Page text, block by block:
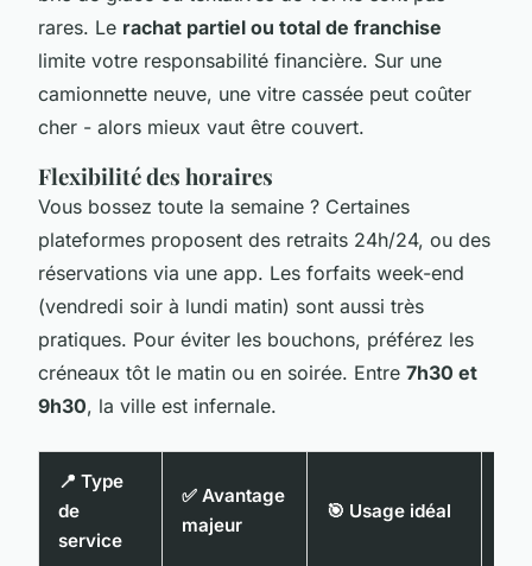
rares. Le rachat partiel ou total de franchise
limite votre responsabilité financière. Sur une
camionnette neuve, une vitre cassée peut coûter
cher - alors mieux vaut être couvert.
Flexibilité des horaires
Vous bossez toute la semaine ? Certaines
plateformes proposent des retraits 24h/24, ou des
réservations via une app. Les forfaits week-end
(vendredi soir à lundi matin) sont aussi très
pratiques. Pour éviter les bouchons, préférez les
créneaux tôt le matin ou en soirée. Entre 7h30 et
9h30, la ville est infernale.
📍 Type
de
service
✅ Avantage
majeur
🎯 Usage idéal